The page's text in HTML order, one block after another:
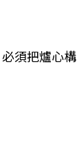
須把爐心構